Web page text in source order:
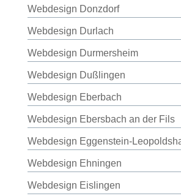
Webdesign Donzdorf
Webdesign Durlach
Webdesign Durmersheim
Webdesign Dußlingen
Webdesign Eberbach
Webdesign Ebersbach an der Fils
Webdesign Eggenstein-
Webdesign Ehningen
Webdesign Eislingen